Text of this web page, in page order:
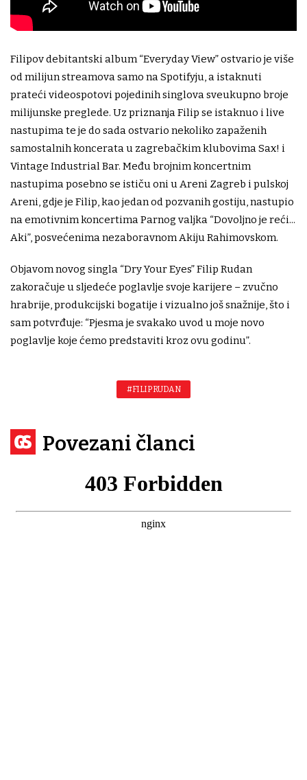
Filipov debitantski album “Everyday View” ostvario je više
od milijun streamova samo na Spotifyju, a istaknuti
prateći videospotovi pojedinih singlova sveukupno broje
milijunske preglede. Uz priznanja Filip se istaknuo i live
nastupima te je do sada ostvario nekoliko zapaženih
samostalnih koncerata u zagrebačkim klubovima Sax! i
Vintage Industrial Bar. Među brojnim koncertnim
nastupima posebno se ističu oni u Areni Zagreb i pulskoj
Areni, gdje je Filip, kao jedan od pozvanih gostiju, nastupio
na emotivnim koncertima Parnog valjka “Dovoljno je reći...
Aki”, posvećenima nezaboravnom Akiju Rahimovskom.
Objavom novog singla “Dry Your Eyes” Filip Rudan
zakoračuje u sljedeće poglavlje svoje karijere – zvučno
hrabrije, produkcijski bogatije i vizualno još snažnije, što i
sam potvrđuje: “Pjesma je svakako uvod u moje novo
poglavlje koje ćemo predstaviti kroz ovu godinu”.
#FILIP RUDAN
Povezani članci